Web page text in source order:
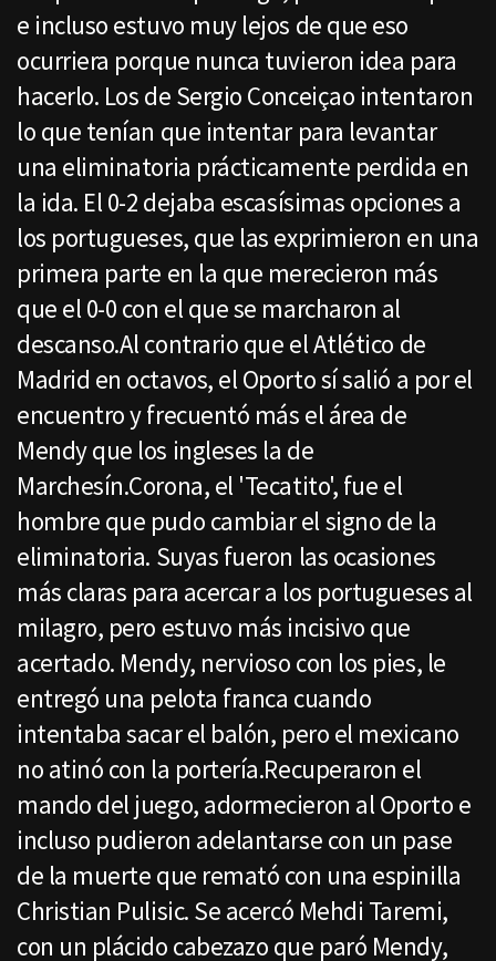
e incluso estuvo muy lejos de que eso
ocurriera porque nunca tuvieron idea para
hacerlo. Los de Sergio Conceiçao intentaron
lo que tenían que intentar para levantar
una eliminatoria prácticamente perdida en
la ida. El 0-2 dejaba escasísimas opciones a
los portugueses, que las exprimieron en una
primera parte en la que merecieron más
que el 0-0 con el que se marcharon al
descanso.Al contrario que el Atlético de
Madrid en octavos, el Oporto sí salió a por el
encuentro y frecuentó más el área de
Mendy que los ingleses la de
Marchesín.Corona, el 'Tecatito', fue el
hombre que pudo cambiar el signo de la
eliminatoria. Suyas fueron las ocasiones
más claras para acercar a los portugueses al
milagro, pero estuvo más incisivo que
acertado. Mendy, nervioso con los pies, le
entregó una pelota franca cuando
intentaba sacar el balón, pero el mexicano
no atinó con la portería.Recuperaron el
mando del juego, adormecieron al Oporto e
incluso pudieron adelantarse con un pase
de la muerte que remató con una espinilla
Christian Pulisic. Se acercó Mehdi Taremi,
con un plácido cabezazo que paró Mendy,